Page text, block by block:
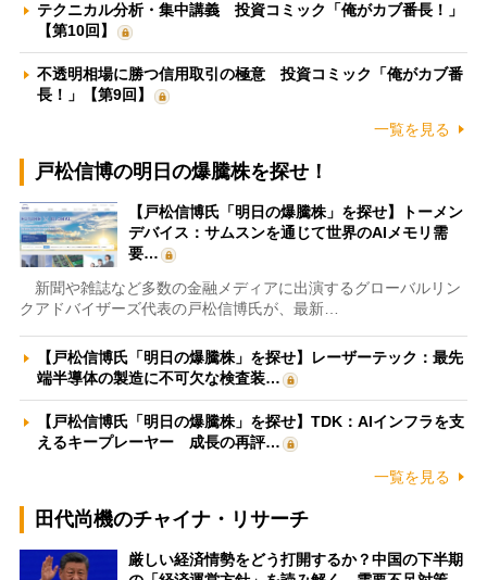
テクニカル分析・集中講義 投資コミック「俺がカブ番長！」
【第10回】
不透明相場に勝つ信用取引の極意 投資コミック「俺がカブ番
長！」【第9回】
一覧を見る
戸松信博の明日の爆騰株を探せ！
【戸松信博氏「明日の爆騰株」を探せ】トーメン
デバイス：サムスンを通じて世界のAIメモリ需
要…
新聞や雑誌など多数の金融メディアに出演するグローバルリン
クアドバイザーズ代表の戸松信博氏が、最新…
【戸松信博氏「明日の爆騰株」を探せ】レーザーテック：最先
端半導体の製造に不可欠な検査装…
【戸松信博氏「明日の爆騰株」を探せ】TDK：AIインフラを支
えるキープレーヤー 成長の再評…
一覧を見る
田代尚機のチャイナ・リサーチ
厳しい経済情勢をどう打開するか？中国の下半期